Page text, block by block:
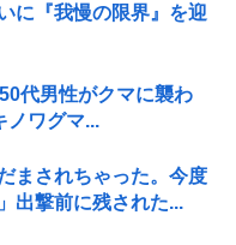
に『我慢の限界』を迎
代男性がクマに襲わ
ノワグマ...
まされちゃった。今度
出撃前に残された...